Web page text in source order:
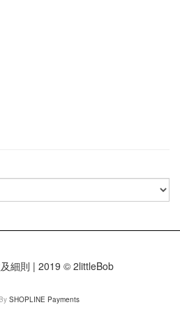
細則 | 2019 © 2littleBob
SHOPLINE Payments